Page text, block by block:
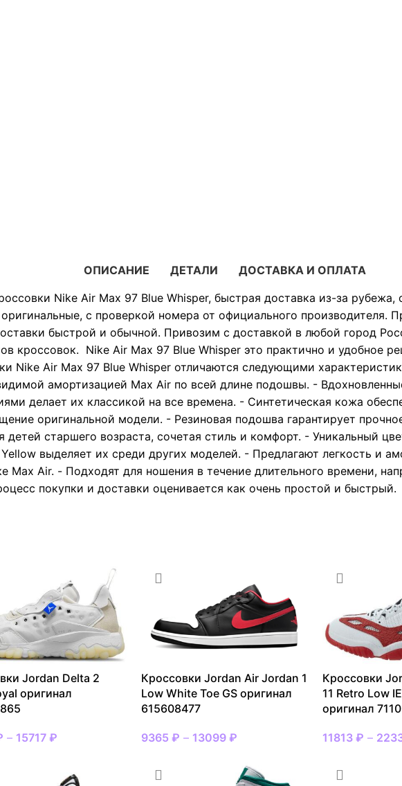
ОПИСАНИЕ ДЕТАЛИ
ДОСТАВКА И ОПЛАТА
Nike Air Max 97 Blue Whisper, быстрая доставка из-за рубежа,
с проверкой номера от официального производителя.
быстрой и обычной. Привозим с доставкой в любой город
кроссовок. Nike Air Max 97 Blue Whisper это практично и удобное
Nike Air Max 97 Blue Whisper отличаются следующими
амортизацией Max Air по всей длине подошвы. -
делает их классикой на все времена. - Синтетическая кожа
оригинальной модели. - Резиновая подошва гарантирует
детей старшего возраста, сочетая стиль и комфорт. - Уникальный
выделяет их среди других моделей. - Предлагают легкость и
Max Air. - Подходят для ношения в течение длительного времени,
покупки и доставки оценивается как очень простой и быстрый.
Jordan Delta 2
оригинал
– 15717 ₽
Кроссовки Jordan Air Jordan 1
Low White Toe GS оригинал
615608477
9365 ₽ – 13099 ₽
Кроссовки
11 Retro Low
оригинал
11813₽ –